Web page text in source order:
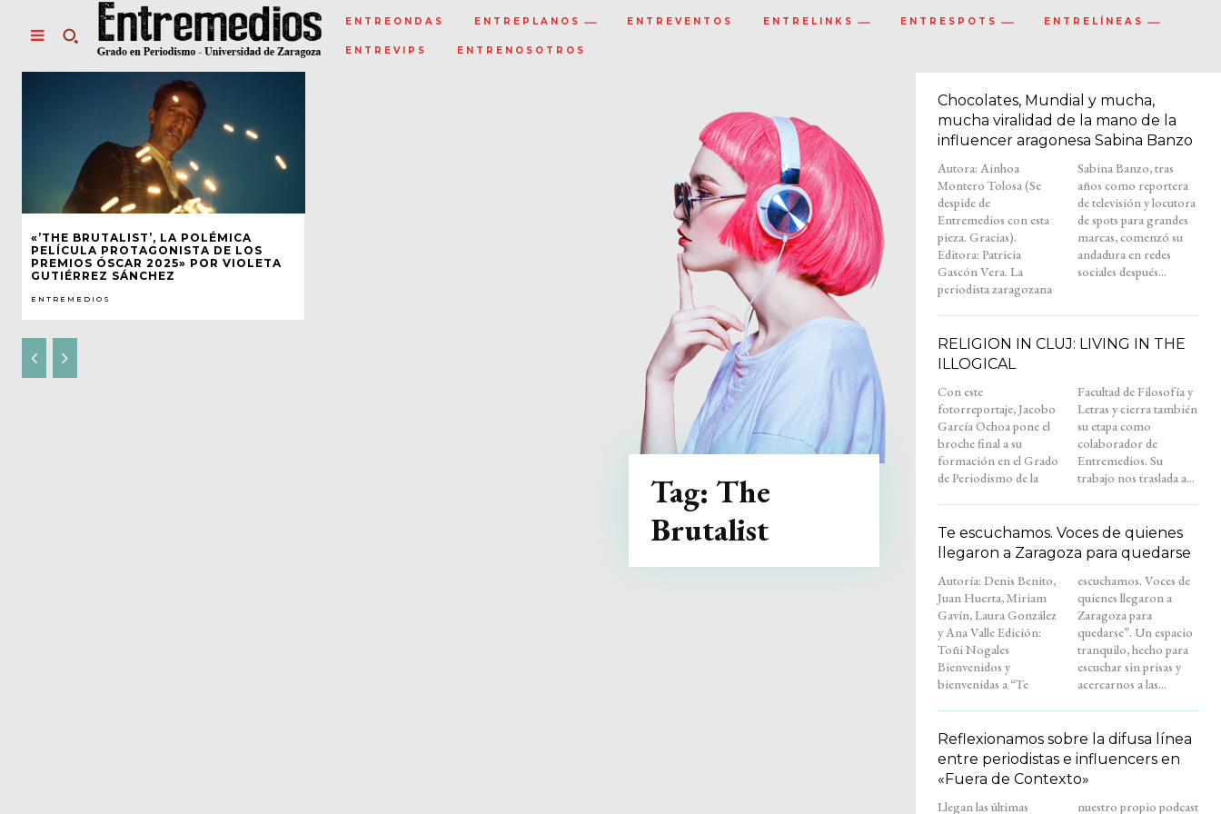
ENTREONDAS ENTREPLANOS ENTREVENTOS ENTRELINKS ENTRESPOTS ENTRELÍNEAS
ENTREVIPS ENTRENOSOTROS
«’THE BRUTALIST’, LA POLÉMICA
PELÍCULA PROTAGONISTA DE LOS
PREMIOS ÓSCAR 2025» POR VIOLETA
GUTIÉRREZ SÁNCHEZ
ENTREMEDIOS
Tag: The
Brutalist
Chocolates, Mundial y mucha,
mucha viralidad de la mano de la
influencer aragonesa Sabina Banzo
Autora: Ainhoa
Montero Tolosa (Se
despide de
Entremedios con esta
pieza. Gracias).
Editora: Patricia
Gascón Vera. La
periodista zaragozana
Sabina Banzo, tras
años como reportera
de televisión y locutora
de spots para grandes
marcas, comenzó su
andadura en redes
sociales después...
RELIGION IN CLUJ: LIVING IN THE
ILLOGICAL
Con este
fotorreportaje, Jacobo
García Ochoa pone el
broche final a su
formación en el Grado
de Periodismo de la
Facultad de Filosofía y
Letras y cierra también
su etapa como
colaborador de
Entremedios. Su
trabajo nos traslada a...
Te escuchamos. Voces de quienes
llegaron a Zaragoza para quedarse
Autoría: Denis Benito,
Juan Huerta, Miriam
Gavín, Laura González
y Ana Valle Edición:
Toñi Nogales
Bienvenidos y
bienvenidas a “Te
escuchamos. Voces de
quienes llegaron a
Zaragoza para
quedarse”. Un espacio
tranquilo, hecho para
escuchar sin prisas y
acercarnos a las...
Reflexionamos sobre la difusa línea
entre periodistas e influencers en
«Fuera de Contexto»
Llegan las últimas
nuestro propio podcast